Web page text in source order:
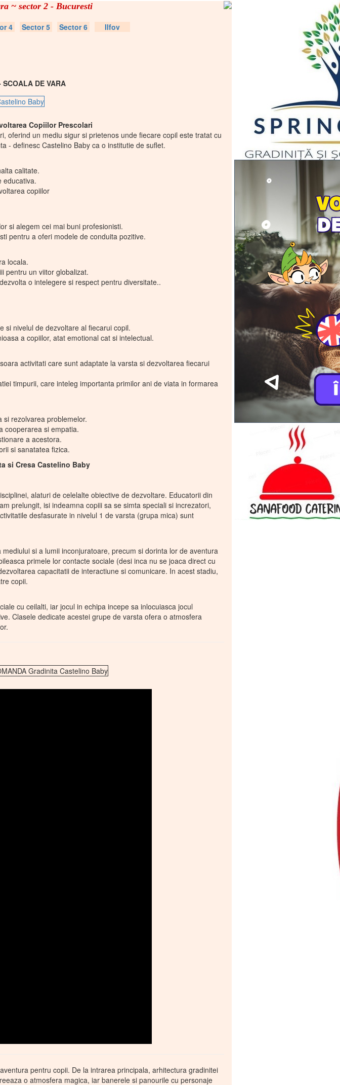
~ sector 2 - Bucuresti
4 Sector 5 Sector 6 Ilfov
DE VARA
Copiilor Prescolari
oferind un mediu sigur si prietenos unde fiecare copil este tratat cu
- definesc Castelino Baby ca o institutie de suflet.
calitate.
educativa.
copiilor
si alegem cei mai buni profesionisti.
pentru a oferi modele de conduita pozitive.
locala.
pentru un viitor globalizat.
o intelegere si respect pentru diversitate..
si nivelul de dezvoltare al fiecarui copil.
a copiilor, atat emotional cat si intelectual.
activitati care sunt adaptate la varsta si dezvoltarea fiecarui
timpurii, care inteleg importanta primilor ani de viata in formarea
si rezolvarea problemelor.
cooperarea si empatia.
a acestora.
si sanatatea fizica.
si Cresa Castelino Baby
alaturi de celelalte obiective de dezvoltare. Educatorii din
prelungit, isi indeamna copiii sa se simta speciali si increzatori,
desfasurate in nivelul 1 de varsta (grupa mica) sunt
si a lumii inconjuratoare, precum si dorinta lor de aventura
primele lor contacte sociale (desi inca nu se joaca direct cu
capacitatii de interactiune si comunicare. In acest stadiu,
copii.
cu ceilalti, iar jocul in echipa incepe sa inlocuiasca jocul
Clasele dedicate acestei grupe de varsta ofera o atmosfera
pentru copii. De la intrarea principala, arhitectura gradinitei
o atmosfera magica, iar banerele si panourile cu personaje